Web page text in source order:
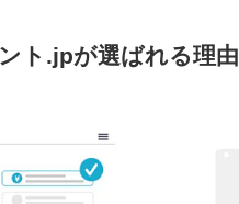
ト.jpが選ばれる理由